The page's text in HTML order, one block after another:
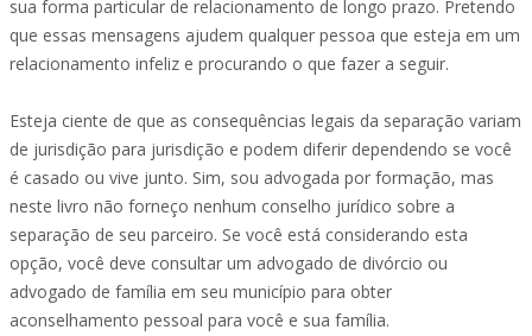
sua forma particular de relacionamento de longo prazo. Pretendo
que essas mensagens ajudem qualquer pessoa que esteja em um
relacionamento infeliz e procurando o que fazer a seguir.
Esteja ciente de que as consequências legais da separação variam
de jurisdição para jurisdição e podem diferir dependendo se você
é casado ou vive junto. Sim, sou advogada por formação, mas
neste livro não forneço nenhum conselho jurídico sobre a
separação de seu parceiro. Se você está considerando esta
opção, você deve consultar um advogado de divórcio ou
advogado de família em seu município para obter
aconselhamento pessoal para você e sua família.